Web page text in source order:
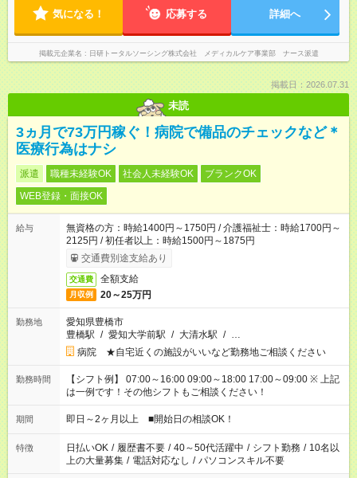
気になる！ 応募する 詳細へ
掲載元企業名 日研トータルソーシング株式会社 メディカルケア事業部 ナース派遣
掲載日：2026.07.31
未読
3ヵ月で73万円稼ぐ！病院で備品のチェックなど＊
医療行為はナシ
派遣 職種未経験OK 社会人未経験OK
ブランクOK
WEB登録・面接OK
給与
無資格の方：時給1400円～1750円 / 介護福祉士：時給1700円～
2125円 / 初任者以上：時給1500円～1875円
交通費別途支給あり
交通費 全額支給
月収例 20～25万円
勤務地
愛知県豊橋市
豊橋駅 / 愛知大学前駅 / 大清水駅 / …
病院 ★自宅近くの施設がいいなど勤務地ご相談ください
勤務時間
【シフト例】 07:00～16:00 09:00～18:00 17:00～09:00 ※ 上記
は一例です！その他シフトもご相談ください！
期間 即日～2ヶ月以上 ■開始日の相談OK！
特徴 日払いOK / 履歴書不要 / 40～50代活躍中 / シフト勤務 / 10名以
上の大量募集 / 電話対応なし / パソコンスキル不要